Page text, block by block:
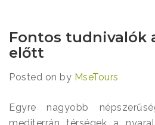
Fontos tudnivalók
előtt
Posted on by MseTours
Egyre nagyobb